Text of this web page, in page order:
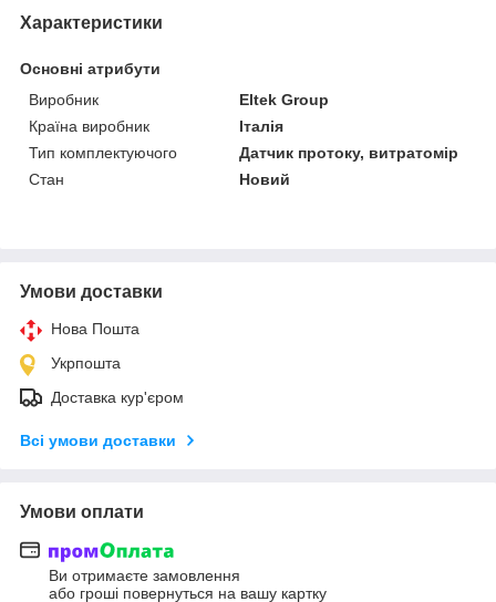
Характеристики
Основні атрибути
Виробник
Eltek Group
Країна виробник
Італія
Тип комплектуючого
Датчик протоку, витратомір
Стан
Новий
Умови доставки
Нова Пошта
Укрпошта
Доставка кур'єром
Всі умови доставки
Умови оплати
Ви отримаєте замовлення
або гроші повернуться на вашу картку